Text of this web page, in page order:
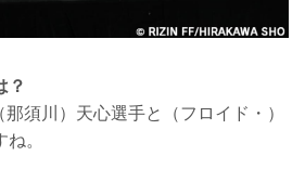
？
須川）天心選手と（フロイド・）
。